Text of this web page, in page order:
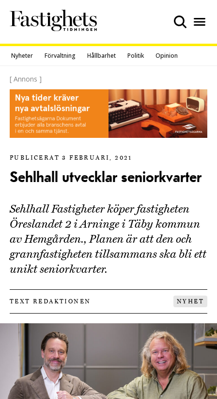
content
Nyheter Förvaltning Hållbarhet Politik Opinion
[ Annons ]
PUBLICERAT 3 FEBRUARI, 2021
Sehlhall utvecklar seniorkvarter
Sehlhall Fastigheter köper fastigheten
Öreslandet 2 i Arninge i Täby kommun
av Hemgården., Planen är att den och
grannfastigheten tillsammans ska bli ett
unikt seniorkvarter.
TEXT REDAKTIONEN NYHET